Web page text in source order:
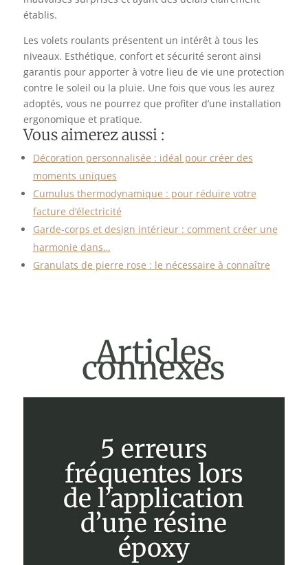
établis.
Les volets roulants présentent un intérêt à tous les
niveaux. Esthétique, confort et sécurité seront ainsi
garantis pour apporter à votre lieu de vie une protection
contre le soleil ou la pluie. Une fois que vous les aurez
adoptés, vous ne pourrez que profiter d’une installation
ergonomique et pratique.
Vous aimerez aussi :
Décoration personnalisée : idéal pour créer des
moments uniques
Cumulus thermodynamique : pour réduire votre
facture d’électricité
Garde-corps et design intérieur : comment créer une
harmonie dans…
Granulats de pierre rose : le nécessaire à connaître
Articles
connexes
5 erreurs
fréquentes lors
de l’application
d’une résine
époxy